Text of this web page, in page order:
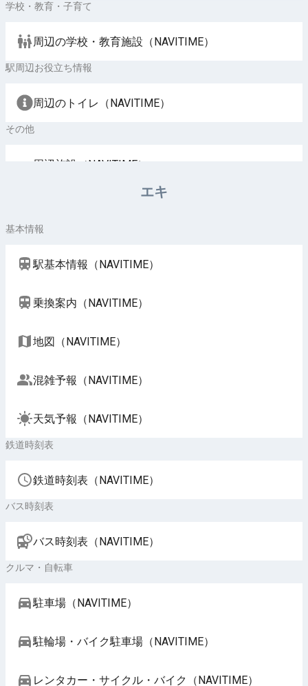
学校・教育・子育て
周辺の学校・教育施設（NAVITIME）
駅周辺お役立ち情報
周辺のトイレ（NAVITIME）
その他
周辺施設（NAVITIME）
エキ
基本情報
駅基本情報（NAVITIME）
乗換案内（NAVITIME）
地図（NAVITIME）
混雑予報（NAVITIME）
天気予報（NAVITIME）
鉄道時刻表
鉄道時刻表（NAVITIME）
バス時刻表
バス時刻表（NAVITIME）
クルマ・自転車
駐車場（NAVITIME）
駐輪場・バイク駐車場（NAVITIME）
レンタカー・サイクル・バイク（NAVITIME）